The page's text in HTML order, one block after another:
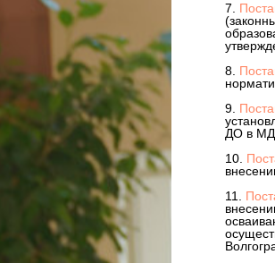
7.
8.
9.
ДО в
10.
11.